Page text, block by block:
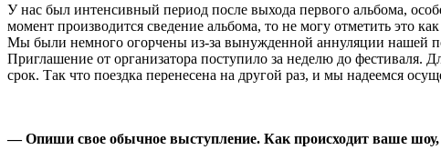
У нас был интенсивный период после выхода первого альбома,
момент производится сведение альбома, то не могу отметить это
Мы были немного огорчены из-за вынужденной аннуляции нашей
Приглашение от организатора поступило за неделю до фестиваля.
срок. Так что поездка перенесена на другой раз, и мы надеемся
— Опиши свое обычное выступление. Как происходит ваше шоу,